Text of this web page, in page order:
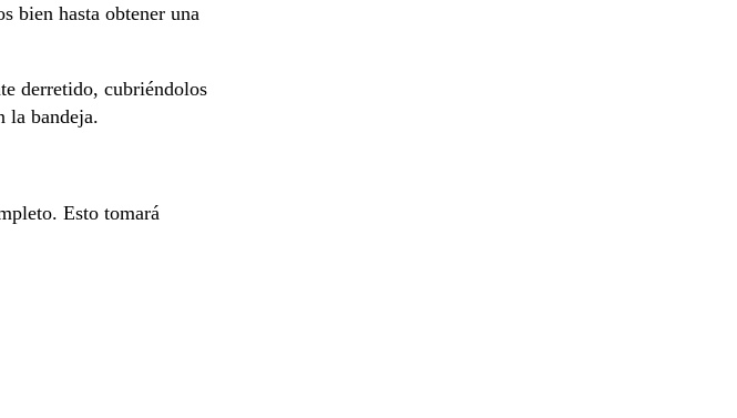
bien hasta obtener una
derretido, cubriéndolos
la bandeja.
Esto tomará